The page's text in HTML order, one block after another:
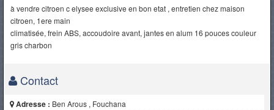
à vendre citroen c elysee exclusive en bon etat , entretien chez maison
citroen, 1ere main
climatisée, frein ABS, accoudoire avant, jantes en alum 16 pouces couleur
gris charbon
Contact
Adresse : Ben Arous , Fouchana